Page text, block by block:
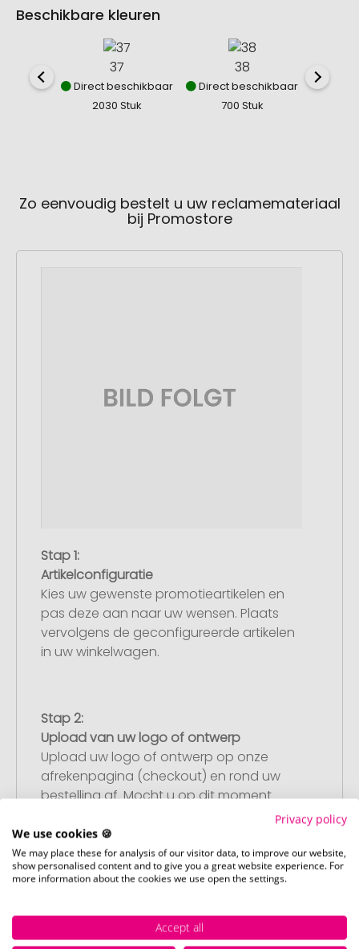
Beschikbare kleuren
37
Direct beschikbaar
2030 Stuk
38
Direct beschikbaar
700 Stuk
Direct
Zo eenvoudig bestelt u uw reclamemateriaal
bij Promostore
Stap 1:
Artikelconfiguratie
Kies uw gewenste promotieartikelen en
pas deze aan naar uw wensen. Plaats
vervolgens de geconfigureerde artikelen
in uw winkelwagen.
Stap 2:
Upload van uw logo of ontwerp
Upload uw logo of ontwerp op onze
afrekenpagina (checkout) en rond uw
bestelling af. Mocht u op dit moment
hebben, dan kunt u dit later aanleveren.
Artikelvoorbeeld en goedkeuring
U ontvangt van ons een gratis
Privacy policy
We use cookies 🍪
We may place these for analysis of our visitor data, to improve our website,
show personalised content and to give you a great website experience. For
more information about the cookies we use open the settings.
Accept all